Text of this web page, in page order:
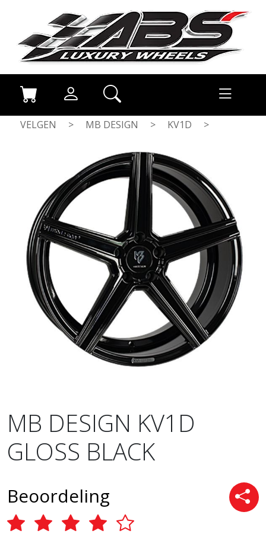
VELGEN > MB DESIGN > KV1D
>
MB DESIGN KV1D
GLOSS BLACK
Beoordeling